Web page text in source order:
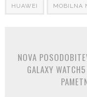
HUAWEI MOBILNA
NOVA
GALAXY